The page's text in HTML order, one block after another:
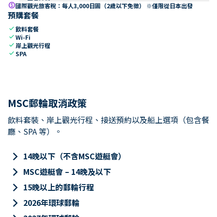
paid國際觀光旅客稅：每人3,000日圓（2歲以下免徵） ※僅限從日本出發
預購套餐
check飲料套餐
checkWi-Fi
check 岸上觀光行程
checkSPA
MSC郵輪取消政策
飲料套裝、岸上觀光行程、接送預約以及船上選項（包含餐
廳、SPA 等）。
keyboard_arrow_right 14晚以下（不含MSC遊艇會）
keyboard_arrow_right MSC遊艇會 – 14晚及以下
keyboard_arrow_right 15晚以上的郵輪行程
keyboard_arrow_right 2026年環球郵輪